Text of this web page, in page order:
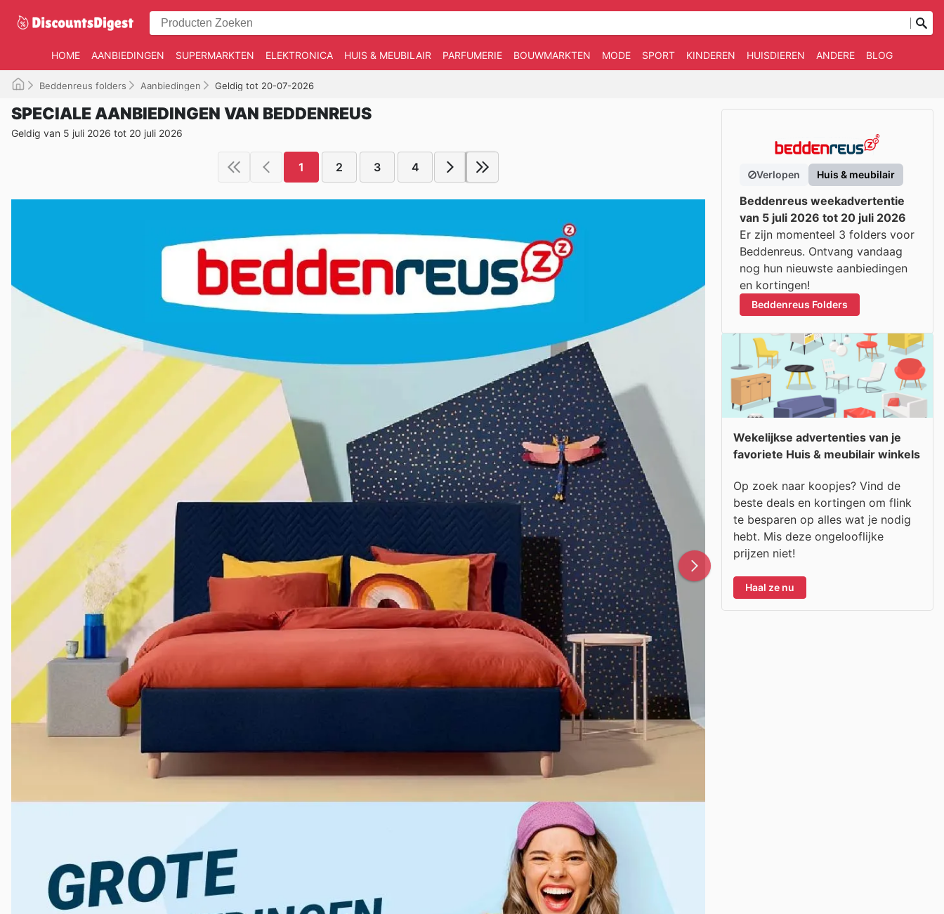
HOME AANBIEDINGEN SUPERMARKTEN ELEKTRONICA HUIS & MEUBILAIR PARFUMERIE BOUWMARKTEN MODE SPORT KINDEREN HUISDIEREN ANDERE BLOG
Beddenreus folders Aanbiedingen Geldig tot 20-07-2026
SPECIALE AANBIEDINGEN VAN BEDDENREUS
Geldig van 5 juli 2026 tot 20 juli 2026
1 2 3 4
Verlopen Huis & meubilair
Beddenreus weekadvertentie
van 5 juli 2026 tot 20 juli 2026
Er zijn momenteel 3 folders voor
Beddenreus. Ontvang vandaag
nog hun nieuwste aanbiedingen
en kortingen!
Beddenreus Folders
Wekelijkse advertenties van je
favoriete Huis & meubilair winkels
Op zoek naar koopjes? Vind de
beste deals en kortingen om flink
te besparen op alles wat je nodig
hebt. Mis deze ongelooflijke
prijzen niet!
Haal ze nu